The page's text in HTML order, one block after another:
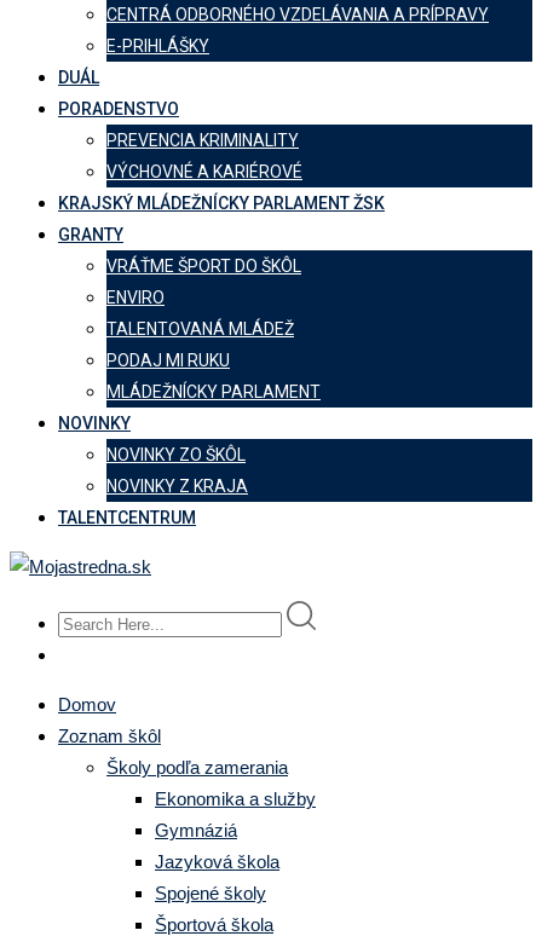
CENTRÁ ODBORNÉHO VZDELÁVANIA A PRÍPRAVY
E-PRIHLÁŠKY
DUÁL
PORADENSTVO
PREVENCIA KRIMINALITY
VÝCHOVNÉ A KARIÉROVÉ
KRAJSKÝ MLÁDEŽNÍCKY PARLAMENT ŽSK
GRANTY
VRÁŤME ŠPORT DO ŠKÔL
ENVIRO
TALENTOVANÁ MLÁDEŽ
PODAJ MI RUKU
MLÁDEŽNÍCKY PARLAMENT
NOVINKY
NOVINKY ZO ŠKÔL
NOVINKY Z KRAJA
TALENTCENTRUM
Domov
Zoznam škôl
Školy podľa zamerania
Ekonomika a služby
Gymnáziá
Jazyková škola
Spojené školy
Športová škola